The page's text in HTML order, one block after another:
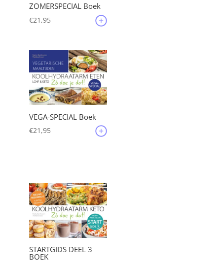
ZOMERSPECIAL Boek
€21,95
VEGA-SPECIAL Boek
€21,95
STARTGIDS DEEL 3
BOEK